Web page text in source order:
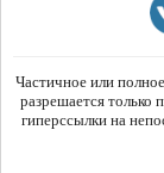
Частичное или
разрешается только
гиперссылки на